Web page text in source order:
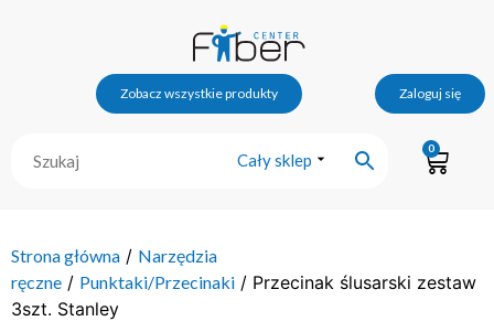
Zobacz wszystkie produkty Zaloguj się
Cały sklep
0
Strona główna / Narzędzia
ręczne / Punktaki/Przecinaki / Przecinak ślusarski zestaw
3szt. Stanley